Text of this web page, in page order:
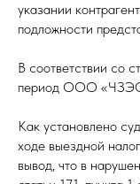
указании
подложности
В соответствии со
период ООО
Как установлено
ходе выездной
вывод, что в